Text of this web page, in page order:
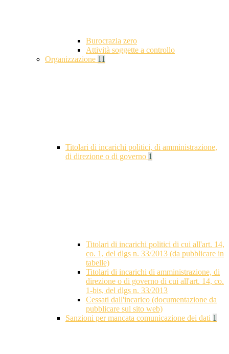
Burocrazia zero
Attività soggette a controllo
Organizzazione 11
Titolari di incarichi politici, di amministrazione,
di direzione o di governo 1
Titolari di incarichi politici di cui all'art. 14,
co. 1, del dlgs n. 33/2013 (da pubblicare in
tabelle)
Titolari di incarichi di amministrazione, di
direzione o di governo di cui all'art. 14, co.
1-bis, del dlgs n. 33/2013
Cessati dall'incarico (documentazione da
pubblicare sul sito web)
Sanzioni per mancata comunicazione dei dati 1